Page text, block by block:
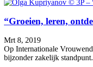
“Groeien, leren,
Mrt 8, 2019
Op Internationale
bijzonder zakelijk standpunt.